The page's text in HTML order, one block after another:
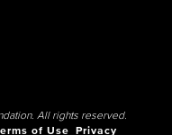
All rights reserved.
of Use
Privacy